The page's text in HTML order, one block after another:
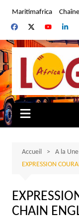
contenu
Maritimafrica
Accueil
A la Une
EXPRESSION
CHAIN